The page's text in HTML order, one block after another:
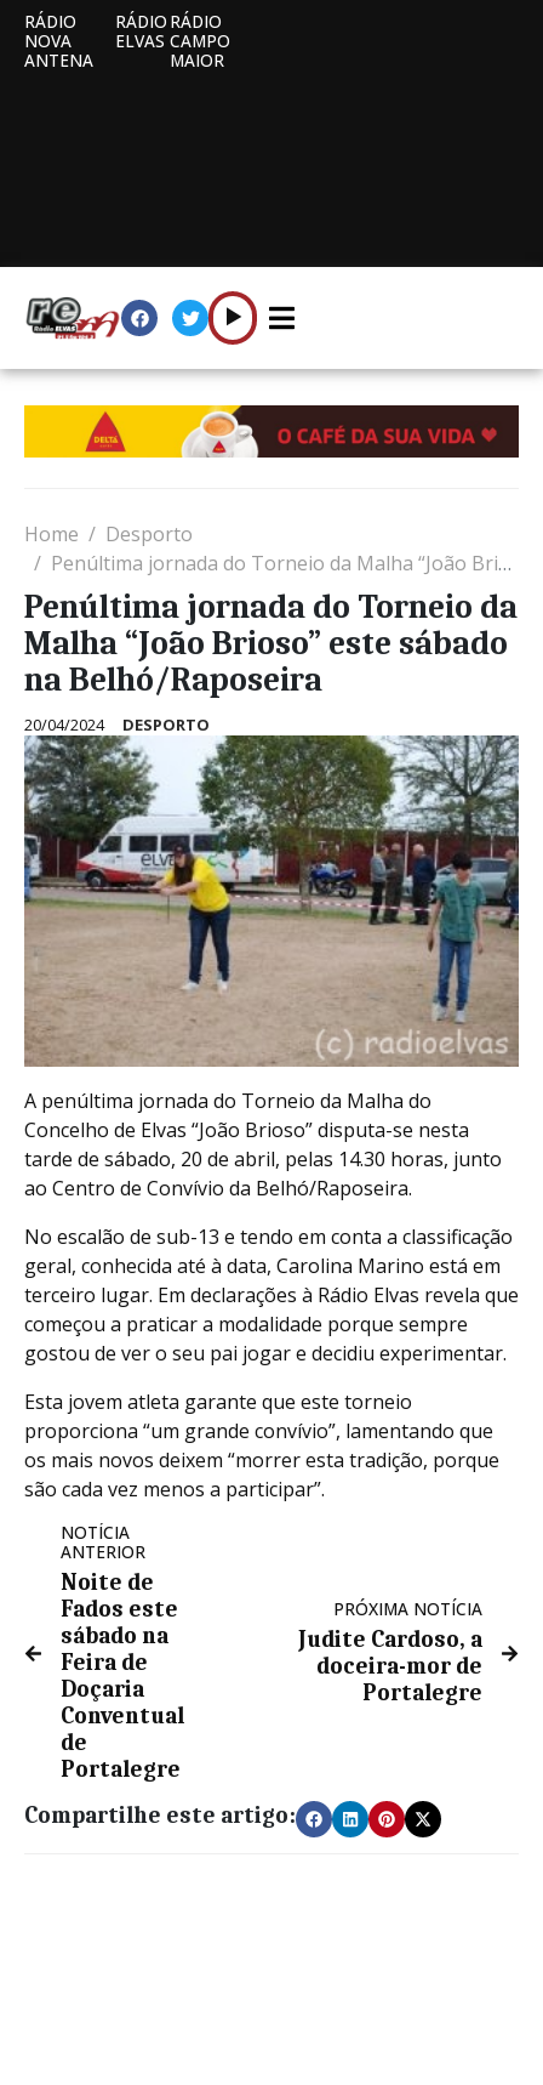
RÁDIO
NOVA
ANTENA
RÁDIO
ELVAS
RÁDIO
CAMPO
MAIOR
Home
Desporto
Penúltima jornada do Torneio da Malha “João Brioso” este sábado na Belhó/Raposeira
Penúltima jornada do Torneio da
Malha “João Brioso” este sábado
na Belhó/Raposeira
20/04/2024 DESPORTO
A penúltima jornada do Torneio da Malha do
Concelho de Elvas “João Brioso” disputa-se nesta
tarde de sábado, 20 de abril, pelas 14.30 horas, junto
ao Centro de Convívio da Belhó/Raposeira.
No escalão de sub-13 e tendo em conta a classificação
geral, conhecida até à data, Carolina Marino está em
terceiro lugar. Em declarações à Rádio Elvas revela que
começou a praticar a modalidade porque sempre
gostou de ver o seu pai jogar e decidiu experimentar.
Esta jovem atleta garante que este torneio
proporciona “um grande convívio”, lamentando que
os mais novos deixem “morrer esta tradição, porque
são cada vez menos a participar”.
NOTÍCIA
ANTERIOR
Noite de
Fados este
sábado na
Feira de
Doçaria
Conventual
de
Portalegre
PRÓXIMA NOTÍCIA
Judite Cardoso, a
doceira-mor de
Portalegre
Compartilhe este artigo: